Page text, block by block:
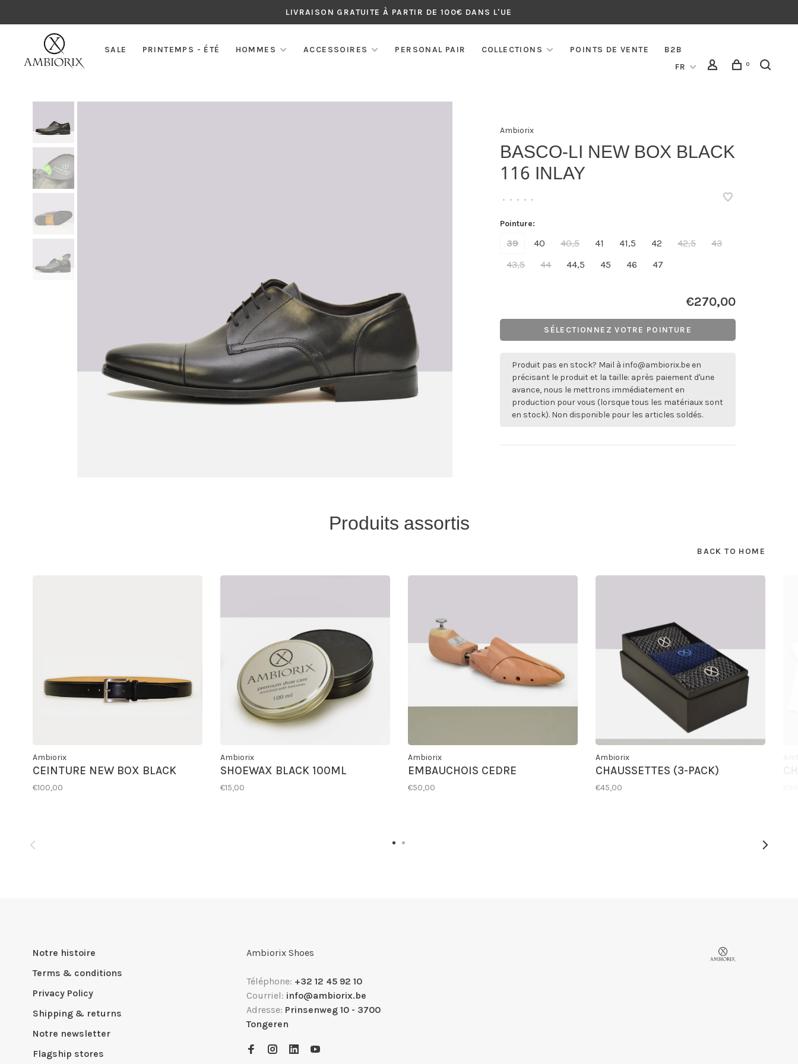
LIVRAISON GRATUITE À PARTIR DE 100€ DANS L'UE
SALE PRINTEMPS - ÉTÉ HOMMES ACCESSOIRES PERSONAL PAIR COLLECTIONS POINTS DE VENTE
B2B
FR
0
Ambiorix
BASCO-LI NEW BOX BLACK
116 INLAY
• • • • •
Pointure:
39 40 40,5 41 41,5 42 42,5
43
43,5
44 44,5 45 46 47
€270,00
SÉLECTIONNEZ VOTRE POINTURE
Produit pas en stock? Mail àinfo@ambiorix.be en
précisant le produit et la taille: après paiement d'une
avance, nous le mettrons immédiatement en
production pour vous (lorsque tous les matériaux sont
en stock). Non disponible pour les articles soldés.
Produits assortis
BACK TO HOME
Ambiorix
CEINTURE NEW BOX BLACK
€100,00
Ambiorix
SHOEWAX BLACK 100ML
€15,00
Ambiorix
EMBAUCHOIS CEDRE
€50,00
Ambiorix
CHAUSSETTES (3-PACK)
€45,00
Notre histoire
Terms & conditions
Privacy Policy
Shipping & returns
Notre newsletter
Flagship stores
Ambiorix Shoes
Téléphone: +32 12 45 92 10
Courriel: info@ambiorix.be
Adresse: Prinsenweg 10 - 3700
Tongeren